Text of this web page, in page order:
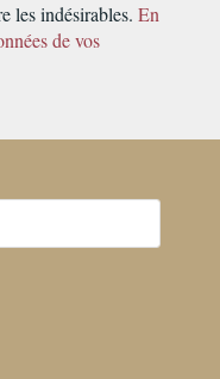
les indésirables. En
de vos